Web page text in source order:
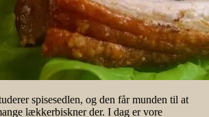
spisesedlen, og den får munden til at
lækkerbiskner der. I dag er vore